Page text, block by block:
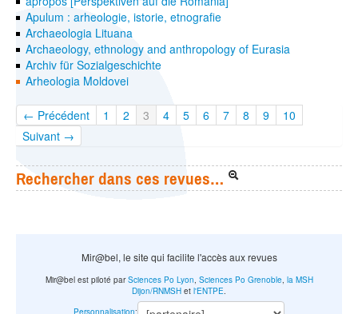
Apulum : arheologie, istorie, etnografie
Archaeologia Lituana
Archaeology, ethnology and anthropology of Eurasia
Archiv für Sozialgeschichte
Arheologia Moldovei
← Précédent 1 2 3 4 5 6 7 8 9
10
Suivant →
Rechercher dans ces revues…
Mir@bel, le site qui facilite l'accès aux revues
Mir@bel est piloté parSciences Po Lyon Sciences Po Grenoble, la MSH
Dijon/RNMSH et l'ENTPE